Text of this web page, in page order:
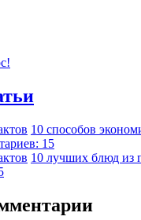
10 способов
15
10 лучших блюд из